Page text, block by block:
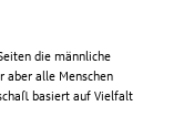
die männliche
aber alle Menschen
basiert auf Vielfalt